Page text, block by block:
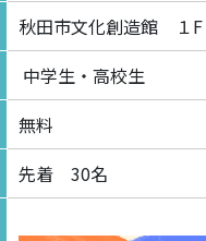
秋田市文化創造館 １F
中学生・高校生
無料
先着 30名